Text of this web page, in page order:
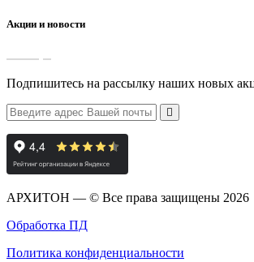
Акции и новости
Подпишитесь на рассылку наших новых
АРХИТОН — © Все права защищены 2026
Обработка ПД
Политика конфиденциальности